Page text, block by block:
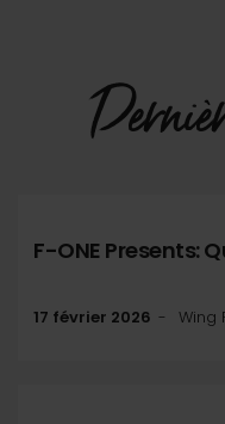
F-ONE Presents:
17 février 2026 Wing